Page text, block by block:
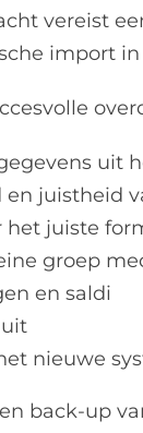
vereist
import
uit
juistheid
het juiste
groep
en saldi
nieuwe
back-up